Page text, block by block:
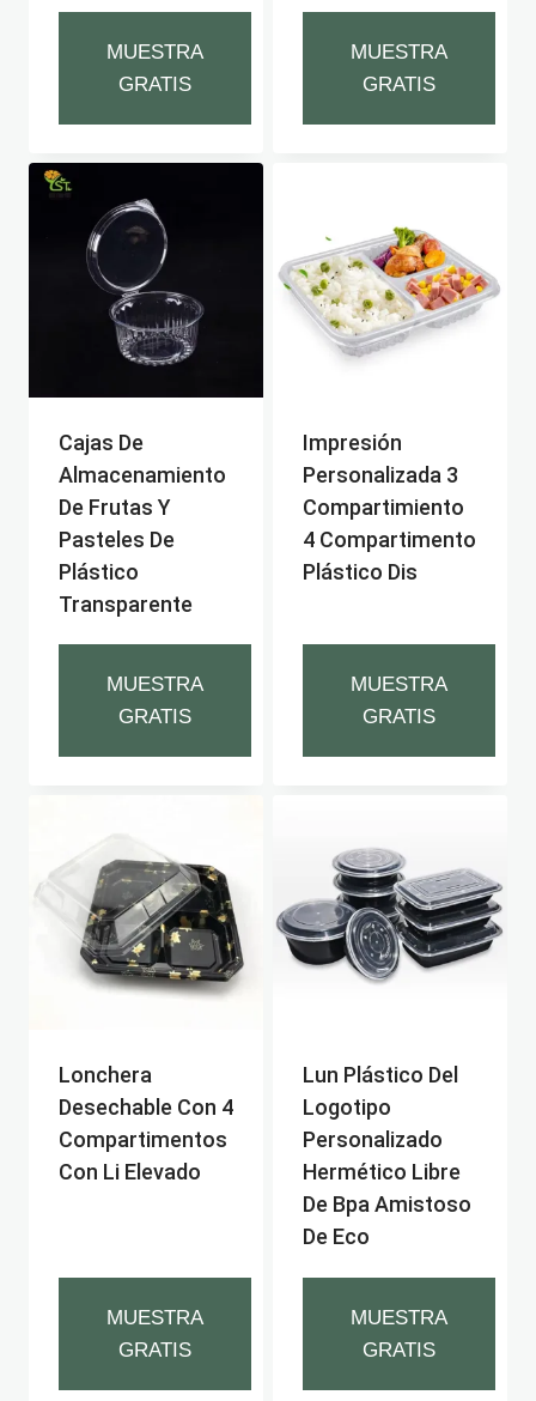
MUESTRA
GRATIS
MUESTRA
GRATIS
Cajas De
Almacenamiento
De Frutas Y
Pasteles De
Plástico
Transparente
MUESTRA
GRATIS
Impresión
Personalizada 3
Compartimiento
4 Compartimento
Plástico Dis
MUESTRA
GRATIS
Lonchera
Desechable Con 4
Compartimentos
Con Li Elevado
MUESTRA
GRATIS
Lun Plástico Del
Logotipo
Personalizado
Hermético Libre
De Bpa Amistoso
De Eco
MUESTRA
GRATIS